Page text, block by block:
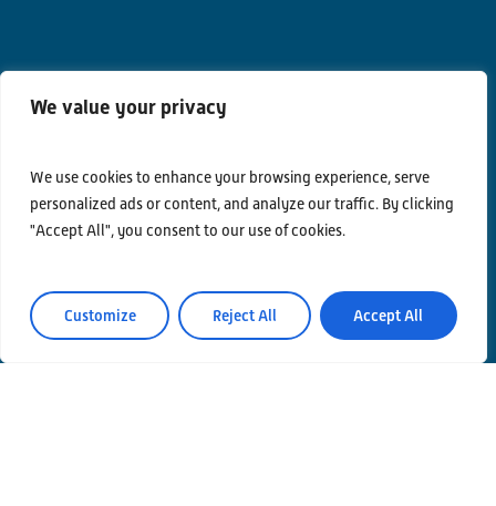
We value your privacy
We use cookies to enhance your browsing experience, serve
personalized ads or content, and analyze our traffic. By clicking
"Accept All", you consent to our use of cookies.
Customize Reject All Accept All
Privacy Policy
Area Riservata